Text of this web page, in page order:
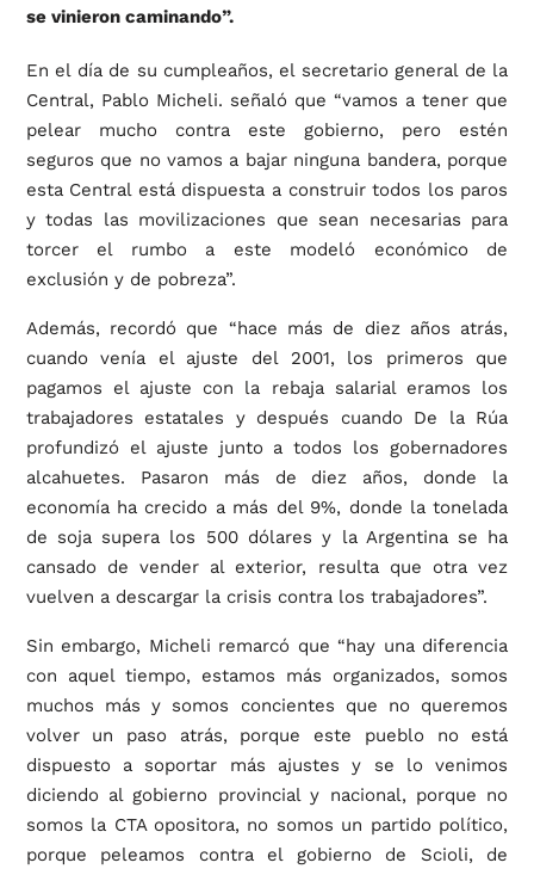
se vinieron caminando”.
En el día de su cumpleaños, el secretario general de la
Central, Pablo Micheli. señaló que “vamos a tener que
pelear mucho contra este gobierno, pero estén
seguros que no vamos a bajar ninguna bandera, porque
esta Central está dispuesta a construir todos los paros
y todas las movilizaciones que sean necesarias para
torcer el rumbo a este modeló económico de
exclusión y de pobreza”.
Además, recordó que “hace más de diez años atrás,
cuando venía el ajuste del 2001, los primeros que
pagamos el ajuste con la rebaja salarial eramos los
trabajadores estatales y después cuando De la Rúa
profundizó el ajuste junto a todos los gobernadores
alcahuetes. Pasaron más de diez años, donde la
economía ha crecido a más del 9%, donde la tonelada
de soja supera los 500 dólares y la Argentina se ha
cansado de vender al exterior, resulta que otra vez
vuelven a descargar la crisis contra los trabajadores”.
Sin embargo, Micheli remarcó que “hay una diferencia
con aquel tiempo, estamos más organizados, somos
muchos más y somos concientes que no queremos
volver un paso atrás, porque este pueblo no está
dispuesto a soportar más ajustes y se lo venimos
diciendo al gobierno provincial y nacional, porque no
somos la CTA opositora, no somos un partido político,
porque peleamos contra el gobierno de Scioli, de